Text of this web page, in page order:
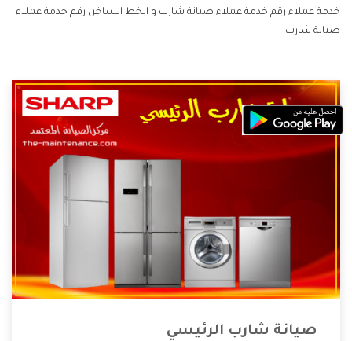
خدمة عملاء رقم خدمة عملاء صيانة شارب و الخط الساخن رقم خدمة عملاء
صيانة شارب.
صيانة شارب الرئيسي